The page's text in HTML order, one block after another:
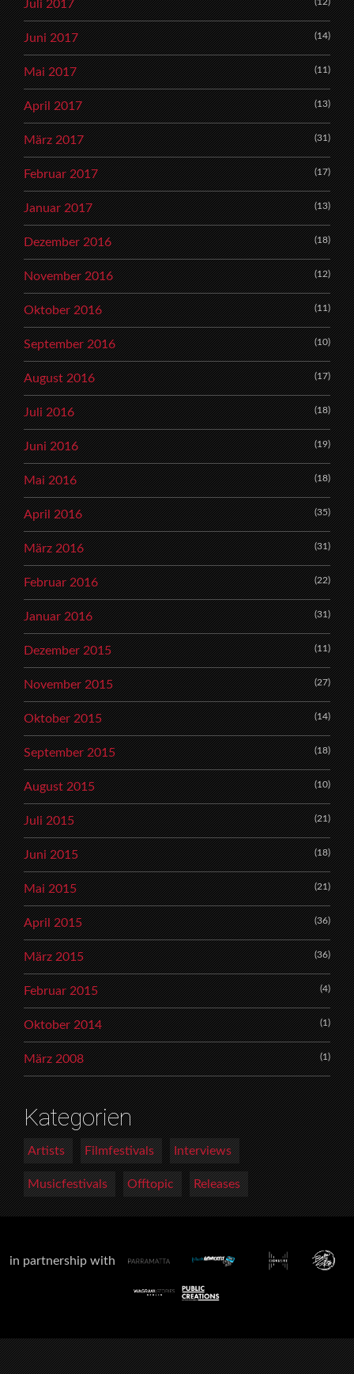
Juli 2017
Juni 2017 (14)
Mai 2017 (11)
April 2017 (13)
März 2017 (31)
Februar 2017 (17)
Januar 2017 (13)
Dezember 2016 (18)
November 2016 (12)
Oktober 2016 (11)
September 2016 (10)
August 2016 (17)
Juli 2016 (18)
Juni 2016 (19)
Mai 2016 (18)
April 2016 (35)
März 2016 (31)
Februar 2016 (22)
Januar 2016 (31)
Dezember 2015 (11)
November 2015 (27)
Oktober 2015 (14)
September 2015 (18)
August 2015 (10)
Juli 2015 (21)
Juni 2015 (18)
Mai 2015 (21)
April 2015 (36)
März 2015 (36)
Februar 2015 (4)
Oktober 2014 (1)
März 2008 (1)
Kategorien
Artists Filmfestivals Interviews
Musicfestivals Offtopic Releases
in partnership with